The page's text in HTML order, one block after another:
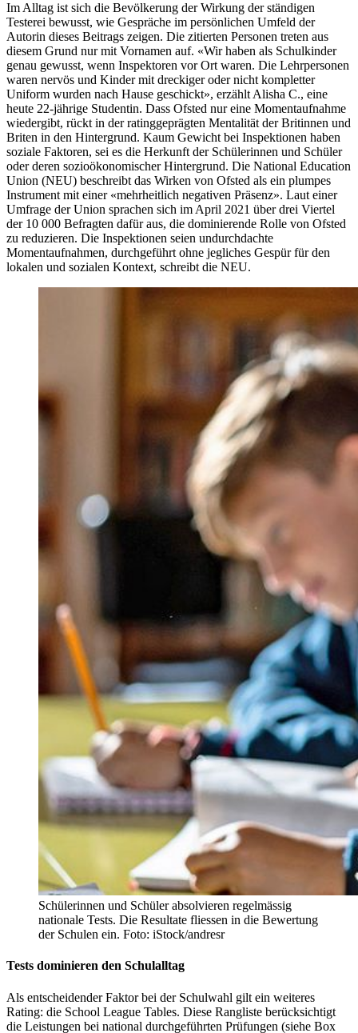
Im Alltag ist sich die Bevölkerung der Wirkung der ständigen
Testerei bewusst, wie Gespräche im persönlichen Umfeld der
Autorin dieses Beitrags zeigen. Die zitierten Personen treten aus
diesem Grund nur mit Vornamen auf. «Wir haben als Schulkinder
genau gewusst, wenn Inspektoren vor Ort waren. Die Lehrpersonen
waren nervös und Kinder mit dreckiger oder nicht kompletter
Uniform wurden nach Hause geschickt», erzählt Alisha C., eine
heute 22-jährige Studentin. Dass Ofsted nur eine Momentaufnahme
wiedergibt, rückt in der ratinggeprägten Mentalität der Britinnen und
Briten in den Hintergrund. Kaum Gewicht bei Inspektionen haben
soziale Faktoren, sei es die Herkunft der Schülerinnen und Schüler
oder deren sozioökonomischer Hintergrund. Die National Education
Union (NEU) beschreibt das Wirken von Ofsted als ein plumpes
Instrument mit einer «mehrheitlich negativen Präsenz». Laut einer
Umfrage der Union sprachen sich im April 2021 über drei Viertel
der 10 000 Befragten dafür aus, die dominierende Rolle von Ofsted
zu reduzieren. Die Inspektionen seien undurchdachte
Momentaufnahmen, durchgeführt ohne jegliches Gespür für den
lokalen und sozialen Kontext, schreibt die NEU.
Schülerinnen und Schüler absolvieren regelmässig
nationale Tests. Die Resultate fliessen in die Bewertung
der Schulen ein. Foto: iStock/andresr
Tests dominieren den Schulalltag
Als entscheidender Faktor bei der Schulwahl gilt ein weiteres
Rating: die School League Tables. Diese Rangliste berücksichtigt
die Leistungen bei national durchgeführten Prüfungen (siehe Box